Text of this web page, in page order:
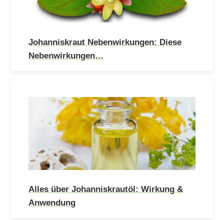
Johanniskraut Nebenwirkungen: Diese
Nebenwirkungen…
Alles über Johanniskrautöl: Wirkung &
Anwendung